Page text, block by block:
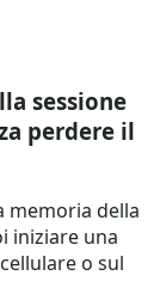
sessione
perdere il
memoria della
iniziare una
o sul